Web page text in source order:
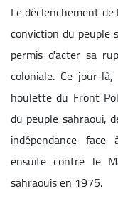
Le déclenchement
conviction du peuple
permis d'acter sa
coloniale. Ce jour-
houlette du Front
du peuple sahraoui,
indépendance
ensuite contre le
sahraouis en 1975.